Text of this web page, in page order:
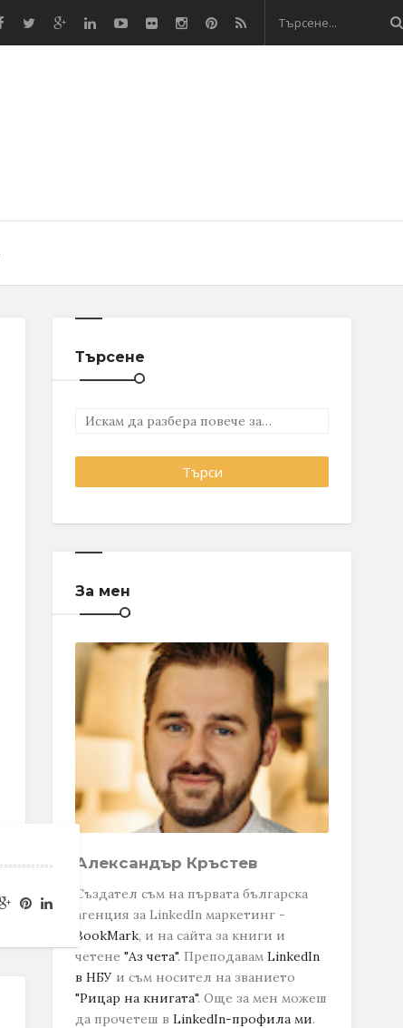
Търсене
За мен
Александър Кръстев
Създател съм на първата българска
агенция за LinkedIn маркетинг -
BookMark, и на сайта за книги и
четене "Аз чета". Преподавам LinkedIn
в НБУ и съм носител на званието
"Рицар на книгата". Още за мен можеш
да прочетеш в LinkedIn-профила ми.